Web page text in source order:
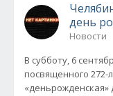
день
Новости
В субботу, 6
посвященного
«деньрожденская»